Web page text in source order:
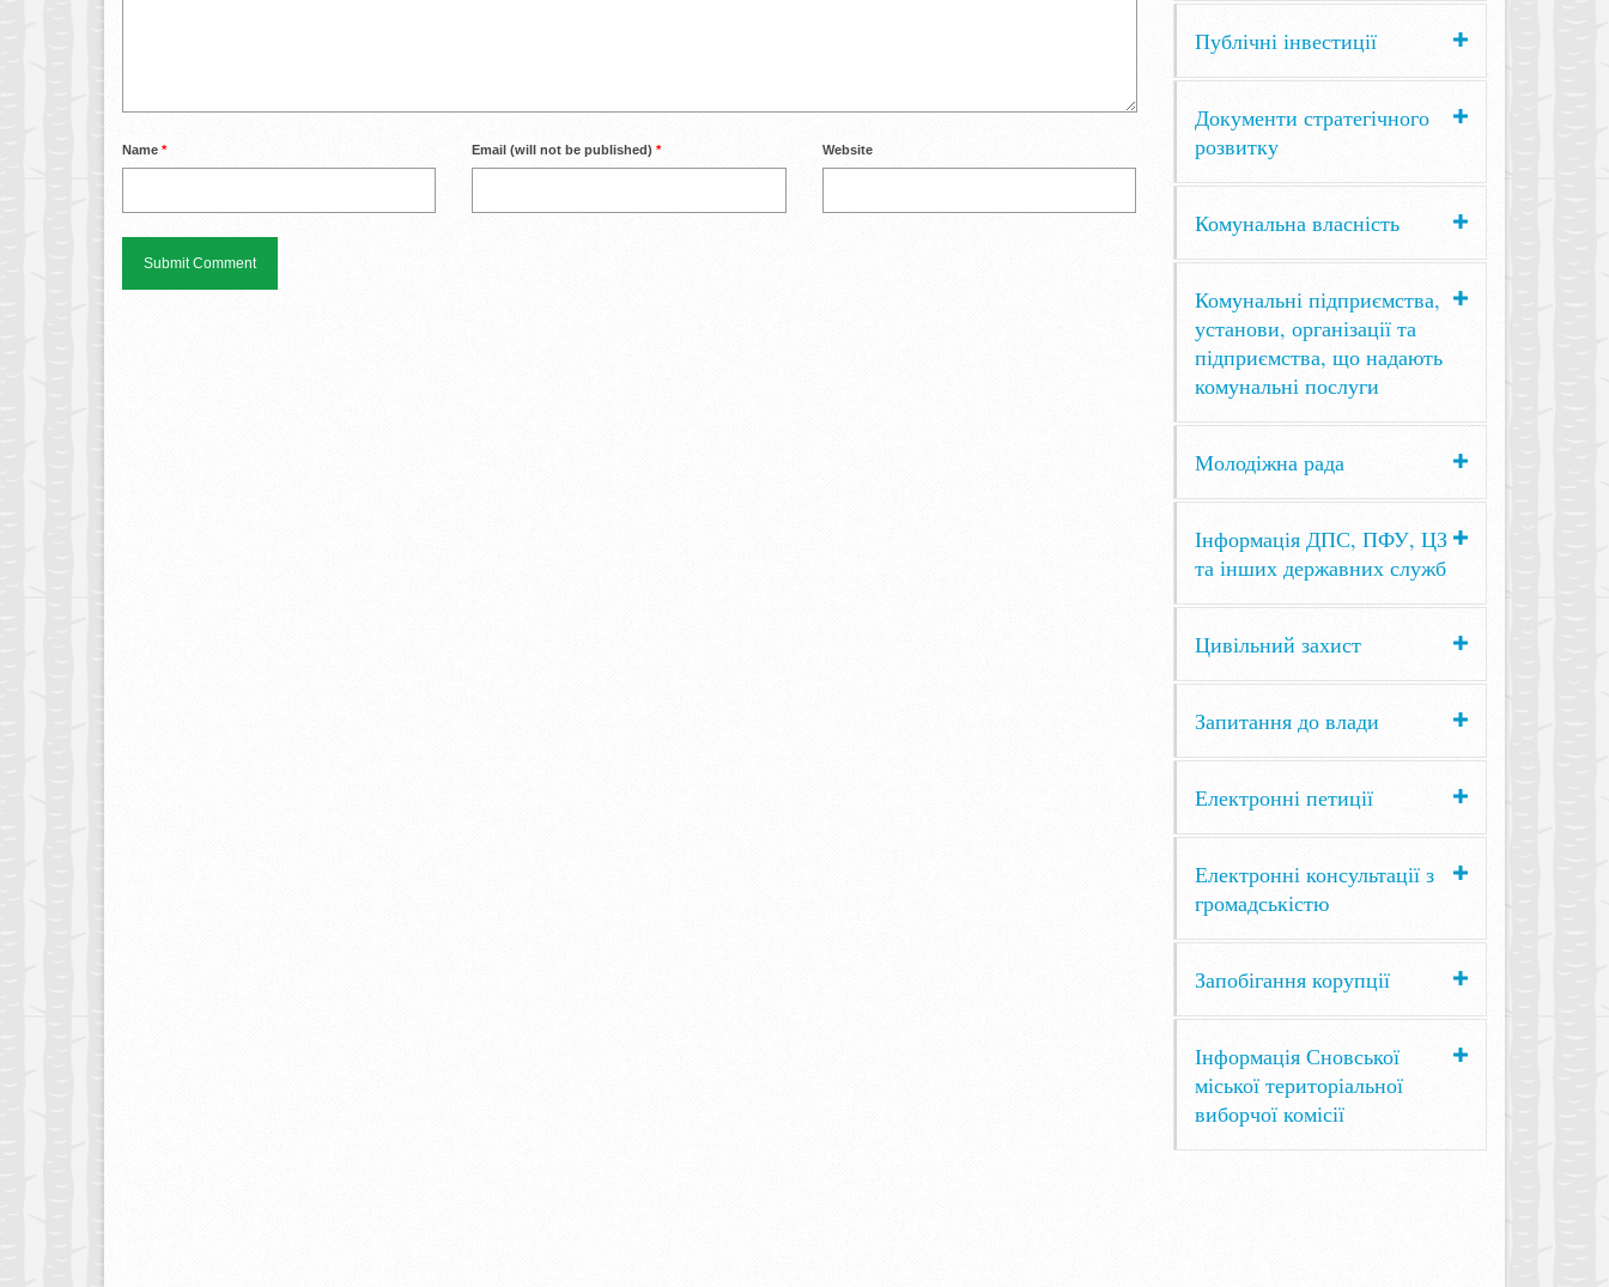
Name * Email (will not be published)* Website
Публічні інвестиції
Документи стратегічного
розвитку
Комунальна власність
Комунальні підприємства,
установи, організації та
підприємства, що надають
комунальні послуги
Молодіжна рада
Інформація ДПС, ПФУ, ЦЗ
та інших державних служб
Цивільний захист
Запитання до влади
Електронні петиції
Електронні консультації з
громадськістю
Запобігання корупції
Інформація Сновської
міської територіальної
виборчої комісії